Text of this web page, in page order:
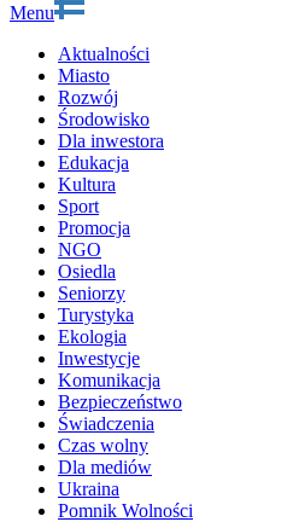
Menu
Aktualności
Miasto
Rozwój
Środowisko
Dla inwestora
Edukacja
Kultura
Sport
Promocja
NGO
Osiedla
Seniorzy
Turystyka
Ekologia
Inwestycje
Komunikacja
Bezpieczeństwo
Świadczenia
Czas wolny
Dla mediów
Ukraina
Pomnik Wolności